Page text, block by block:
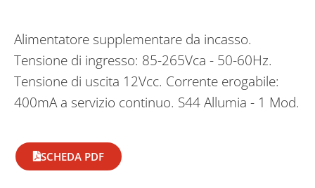
Alimentatore supplementare da incasso.
Tensione di ingresso: 85-265Vca - 50-60Hz.
Tensione di uscita 12Vcc. Corrente erogabile:
400mA a servizio continuo. S44 Allumia - 1 Mod.
SCHEDA PDF